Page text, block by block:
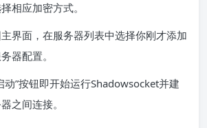
相应加密方式。
界面，在服务器列表中选择你刚才添加
器配置。
动”按钮即开始运行Shadowsocket并建
之间连接。